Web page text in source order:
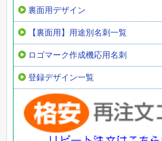
裏面用デザイン
【裏面用】用途別名刺一覧
ロゴマーク作成機応用名刺
登録デザイン一覧